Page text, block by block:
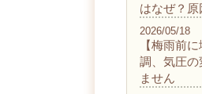
はなぜ？
【梅雨前
調、気圧
ません
2026/05/18